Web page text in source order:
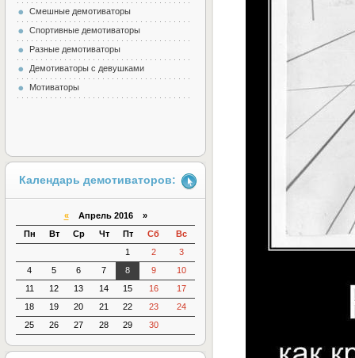
Смешные демотиваторы
Спортивные демотиваторы
Разные демотиваторы
Демотиваторы с девушками
Мотиваторы
Календарь демотиваторов:
«Апрель 2016 »
Пн
Вт Ср Чт Пт Сб
Вс
1
2
3
4
5 6 7 8 9
10
11
12 13 14 15 16
17
18
19 20 21 22 23
24
25
26 27 28 29 30